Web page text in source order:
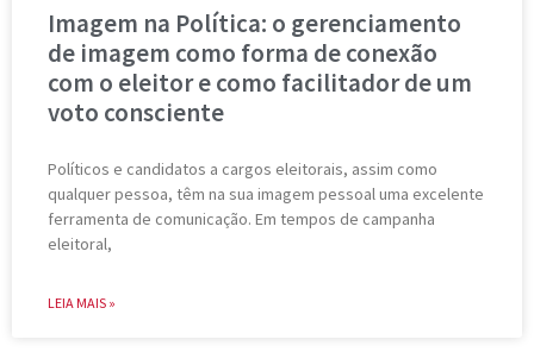
Imagem na Política: o gerenciamento
de imagem como forma de conexão
com o eleitor e como facilitador de um
voto consciente
Políticos e candidatos a cargos eleitorais, assim como
qualquer pessoa, têm na sua imagem pessoal uma excelente
ferramenta de comunicação. Em tempos de campanha
eleitoral,
LEIA MAIS »